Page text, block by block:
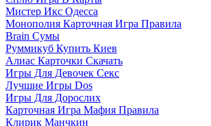
Мистер Икс Одесса
Монополия Карточная Игра Правила
Brain Сумы
Руммикуб Купить Киев
Алиас Карточки Скачать
Игры Для Девочек Секс
Лучшие Игры Dos
Игры Для Дорослих
Карточная Игра Мафия Правила
Клирик Манчкин